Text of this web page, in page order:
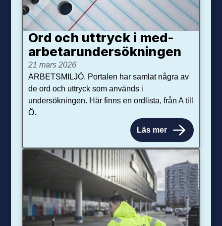
Ord och uttryck i med­­
arbetar­­under­sökningen
21 mars 2026
ARBETSMILJÖ. Portalen har samlat några av
de ord och uttryck som används i
undersökningen. Här finns en ordlista, från A till
Ö.
Läs mer